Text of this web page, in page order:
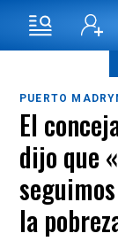
PUERTO
El
dijo que
la